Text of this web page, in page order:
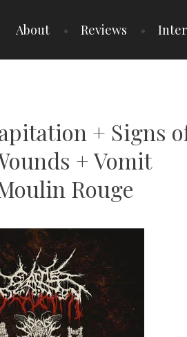
About Reviews
+ Signs
+ Vomit
Rouge